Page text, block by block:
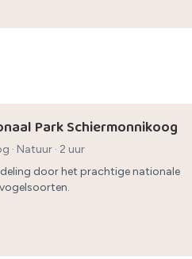
Park Schiermonnikoog
· Natuur · 2 uur
door het prachtige nationale